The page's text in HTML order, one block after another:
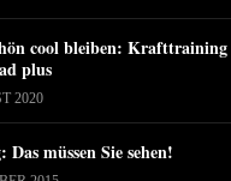
cool bleiben: Krafttraining
plus
2020
müssen Sie sehen!